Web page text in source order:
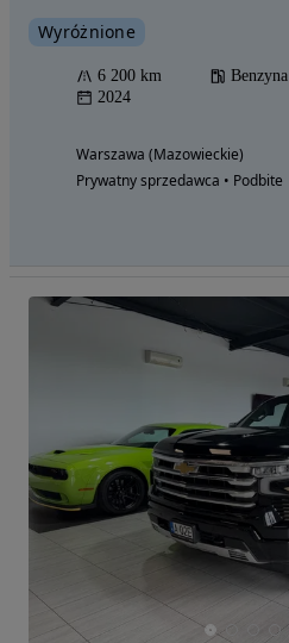
Wyróżnione
6 200 km Benzyna
2024
Warszawa (Mazowieckie)
Prywatny sprzedawca • Podbite